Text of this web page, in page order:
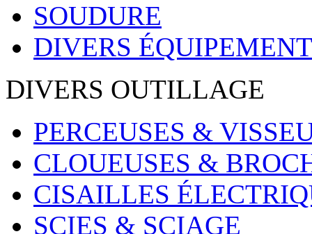
SOUDURE
DIVERS
DIVERS OUTILLAGE
PERCEUSES &
CLOUEUSES &
CISAILLES
SCIES & SCIAGE